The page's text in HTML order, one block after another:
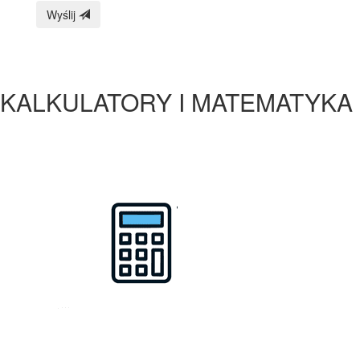
Wyślij
KALKULATORY I MATEMATYKA